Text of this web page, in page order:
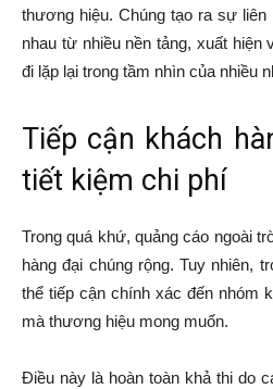
thương hiệu. Chúng tạo ra sự
nhau từ nhiều nền tảng, xuất
đi lặp lại trong tầm nhìn của nhiều
Tiếp cận khách
tiết kiệm chi phí
Trong quá khứ, quảng cáo ngoài
hàng đại chúng rộng. Tuy nhiên,
thể tiếp cận chính xác đến nhóm
mà thương hiệu mong muốn.
Điều này là hoàn toàn khả thi do